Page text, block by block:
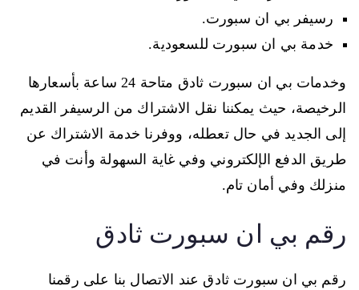
رسيفر بي ان سبورت.
خدمة بي ان سبورت للسعودية.
وخدمات بي ان سبورت ثادق متاحة 24 ساعة بأسعارها
الرخيصة، حيث يمكننا نقل الاشتراك من الرسيفر القديم
إلى الجديد في حال تعطله، ووفرنا خدمة الاشتراك عن
طريق الدفع الإلكتروني وفي غاية السهولة وأنت في
منزلك وفي أمان تام.
رقم بي ان سبورت ثادق
رقم بي ان سبورت ثادق عند الاتصال بنا على رقمنا